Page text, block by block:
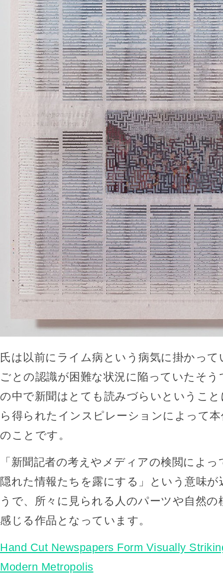
氏は以前にライム病という病気に掛かって
ごとの認識が困難な状況に陥っていたそ
の中で新聞はとても読みづらいというこ
ら得られたインスピレーションによって
のことです。
「新聞記者の考えやメディアの検閲によ
隠れた情報たちを露にする」という意味
うで、所々に見られる人のパーツや自然
感じる作品となっています。
Hand Cut Newspapers Form Visually
Modern Metropolis